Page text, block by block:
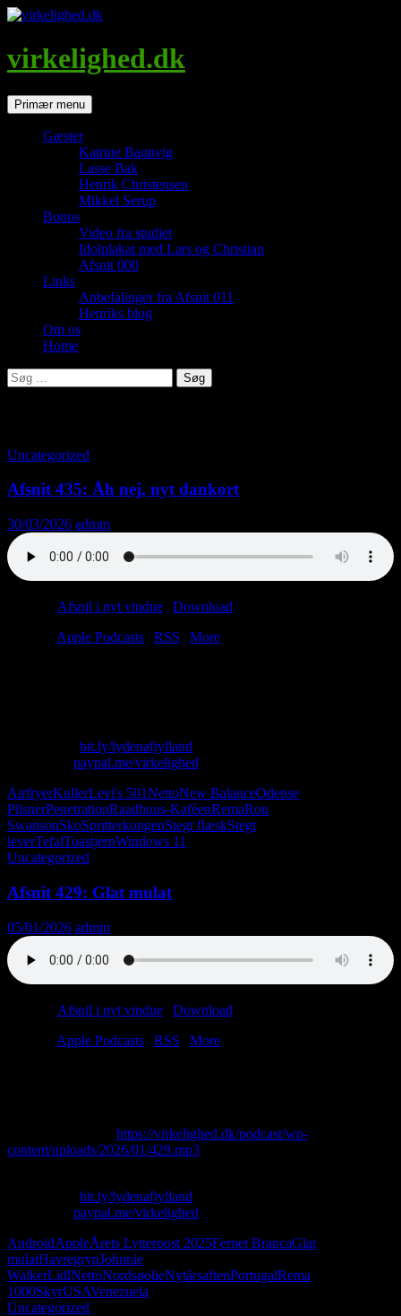
Hop
indhold
virkelighed.dk
SøgPrimær menu
Gæster
Katrine Baunvig
Lasse Bak
Henrik Christensen
Mikkel Serup
Bonus
Video fra studiet
Idolplakat med Lars og Christian
Afsnit 000
Links
Anbefalinger fra Afsnit 011
Henriks blog
Om os
Home
Søg
efter:
Uncategorized
Afsnit 435: Åh nej, nyt dankort
30/03/2026 admin
Afspil i nyt vindue Download
Apple Podcasts RSS
More
bit.ly/lydenafjylland
paypal.me/virkelighed
AirfryerKullerLevi's 501NettoNew BalanceOdense
PilsnerPenetrationRaadhuus-KaféenRemaRon
SwansonSkoSpritterkongenStegt flæskStegt
leverTefalToastjernWindows 11
Uncategorized
Afsnit 429: Glat mulat
05/01/2026 admin
Afspil i nyt vindue Download
Apple Podcasts RSS
More
https://virkelighed.dk/podcast/wp-
content/uploads/2026/01/429.mp3
bit.ly/lydenafjylland
paypal.me/virkelighed
AndroidAppleÅrets Lytterpost 2025Fernet BrancaGlat
mulatHavregrynJohnnie
WalkerLidlNettoNordsøolieNytårsaftenPortugalRema
1000SkyrUSAVenezuela
Uncategorized